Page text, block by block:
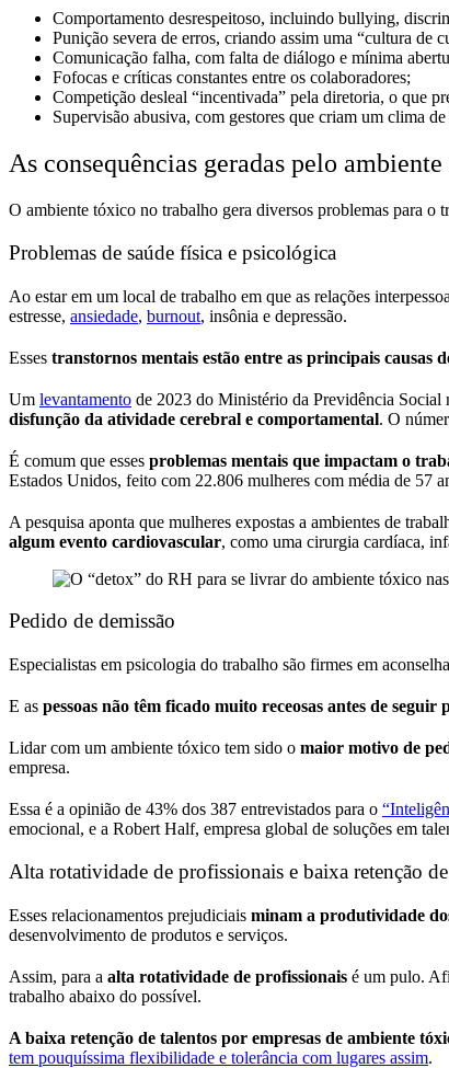
Comportamento desrespeitoso, incluindo bullying,
Punição severa de erros, criando assim uma “cultura de
Comunicação falha, com falta de diálogo e mínima
Fofocas e críticas constantes entre os colaboradores;
Competição desleal “incentivada” pela diretoria, o que
Supervisão abusiva, com gestores que criam um clima
As consequências geradas pelo
O ambiente tóxico no trabalho gera diversos problemas para o
Problemas de saúde física e psicológica
Ao estar em um local de trabalho em que as relações
estresse, ansiedade, burnout, insônia e depressão.
Esses transtornos mentais estão entre as principais causas
Um levantamento de 2023 do Ministério da Previdência
disfunção da atividade cerebral e comportamental. O
É comum que esses problemas mentais que impactam o
Estados Unidos, feito com 22.806 mulheres com média de 57
A pesquisa aponta que mulheres expostas a ambientes de
algum evento cardiovascular, como uma cirurgia cardíaca,
Pedido de demissão
Especialistas em psicologia do trabalho são firmes em
E as pessoas não têm ficado muito receosas antes de seguir
Lidar com um ambiente tóxico tem sido o maior motivo de
empresa.
Essa é a opinião de 43% dos 387 entrevistados para o
emocional, e a Robert Half, empresa global de soluções em
Alta rotatividade de profissionais e baixa retenção
Esses relacionamentos prejudiciais minam a produtividade
desenvolvimento de produtos e serviços.
Assim, para a alta rotatividade de profissionais é um pulo.
trabalho abaixo do possível.
A baixa retenção de talentos por empresas de ambiente
tem pouquíssima flexibilidade e tolerância com lugares assim.